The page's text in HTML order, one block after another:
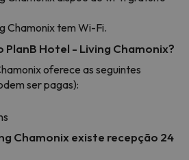
Chamonix tem Wi-Fi.
PlanB Hotel - Living Chamonix?
oferece as seguintes
ser pagas):
Chamonix existe recepção 24